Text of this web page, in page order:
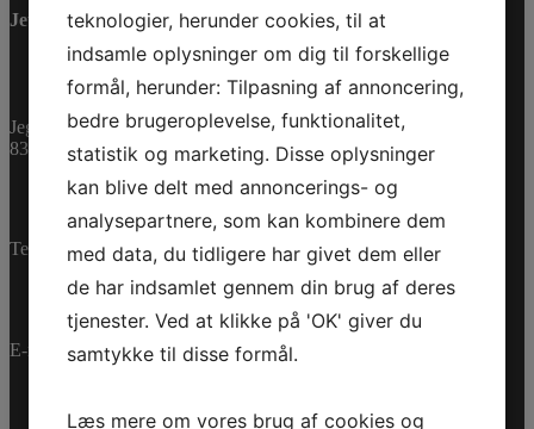
Jet-Trade Powersport
Jegstrupvej 280
8361 Hasselager
Telefon:+45 70 200 600
E-mail:info@jettrade.dk
teknologier, herunder cookies, til at
indsamle oplysninger om dig til forskellige
formål, herunder: Tilpasning af annoncering,
bedre brugeroplevelse, funktionalitet,
statistik og marketing. Disse oplysninger
kan blive delt med annoncerings- og
analysepartnere, som kan kombinere dem
med data, du tidligere har givet dem eller
de har indsamlet gennem din brug af deres
tjenester. Ved at klikke på 'OK' giver du
samtykke til disse formål.
Læs mere om vores brug af cookies og